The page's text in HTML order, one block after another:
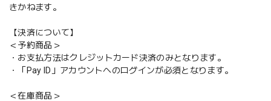
きかねます。
【決済について】
＜予約商品＞
・お支払方法はクレジットカード決済のみとなります。
・「Pay ID」アカウントへのログインが必須となります。
＜在庫商品＞